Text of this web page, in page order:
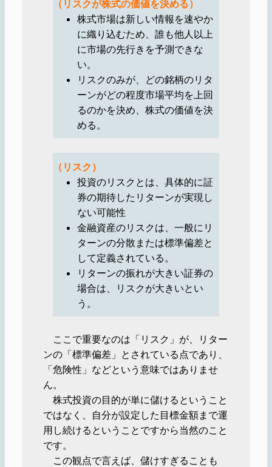
（リスクが株式の価値を決める）
株式市場は新しい情報を速やか
に織り込むため、誰も他人以上
に市場の先行きを予測できな
い。
リスクのみが、どの銘柄のリタ
ーンがどの程度市場平均を上回
るのかを決め、株式の価値を決
める。
（リスク）
投資のリスクとは、具体的に証
券の期待したリターンが実現し
ない可能性
金融資産のリスクは、一般にリ
ターンの分散または標準偏差と
して定義されている。
リターンの振れが大きい証券の
場合は、リスクが大きいとい
う。
ここで重要なのは「リスク」が、リター
ンの「標準偏差」とされている点であり、
「危険性」などという意味ではありませ
ん。
株式投資の目的が単に儲けるということ
ではなく、自分が設定した目標金額まで運
用し続けるということですから当然のこと
です。
この観点で言えば、儲けすぎることも